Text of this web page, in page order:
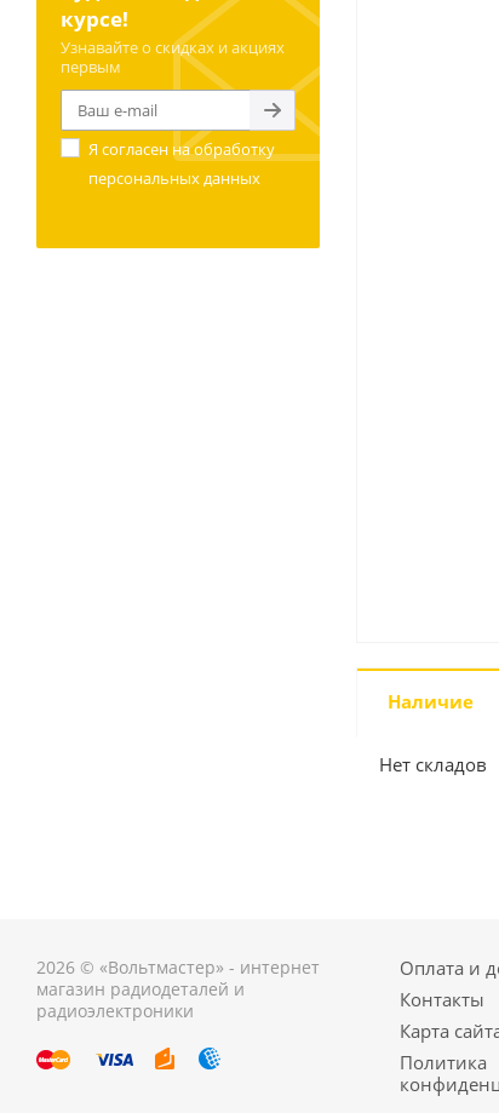
Наличие
Нет складов
курсе!
Узнавайте о скидках и акциях
первым
Я согласен наобработку
персональных данных
2026 © «Вольтмастер» - интернет
магазин радиодеталей и
радиоэлектроники
Оплата и
Контакты
Карта
Политика